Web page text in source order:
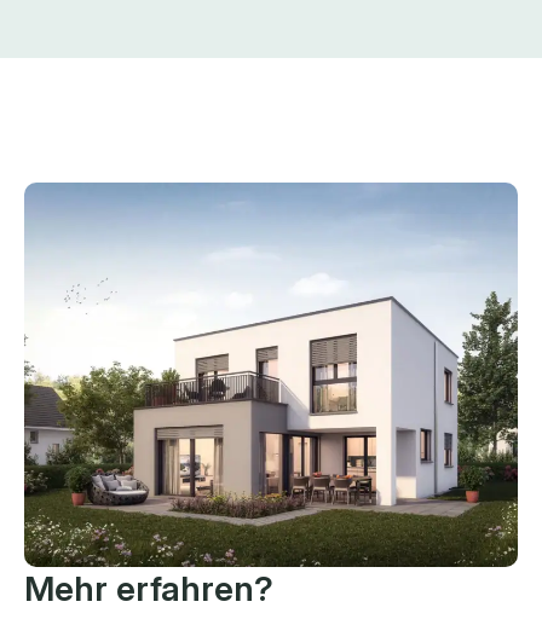
Mehr erfahren?